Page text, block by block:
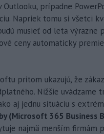
Outlooku, prípadne
Napriek tomu si všetci
musieť od leta výrazne
ceny automaticky
pritom ukazujú, že
Nižšie uvádzame
aj jednu situáciu s
(Microsoft 365 Business
najmä menším firmám